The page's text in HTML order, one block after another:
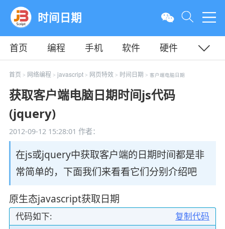
时间日期
首页 编程 手机 软件
硬件
教程
平面 服务器
首页 > 网络编程 > javascript> 网页特效 > 时间日期 > 客户端电脑日期
获取客户端电脑日期时间js代码
(jquery)
2012-09-12 15:28:01 作者：
在js或jquery中获取客户端的日期时间都是非
常简单的，下面我们来看看它们分别介绍吧
原生态javascript获取日期
复制代码
代码如下: